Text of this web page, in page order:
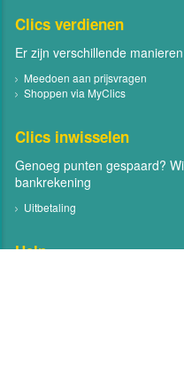
Clics verdienen
Er zijn verschillende
Meedoen aan prijsvragen
Shoppen via MyClics
Clics inwisselen
Genoeg punten gespaard?
bankrekening
Uitbetaling
Help